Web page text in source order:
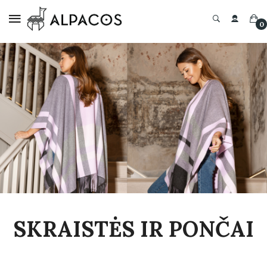
0
SKRAISTĖS IR PONČAI